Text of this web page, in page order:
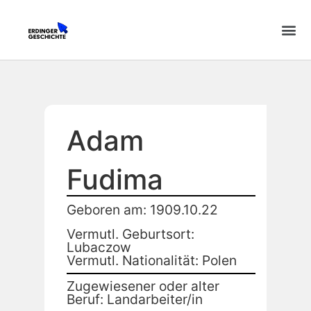
Adam
Fudima
Geboren am: 1909.10.22
Vermutl. Geburtsort:
Lubaczow
Vermutl. Nationalität: Polen
Zugewiesener oder alter
Beruf: Landarbeiter/in